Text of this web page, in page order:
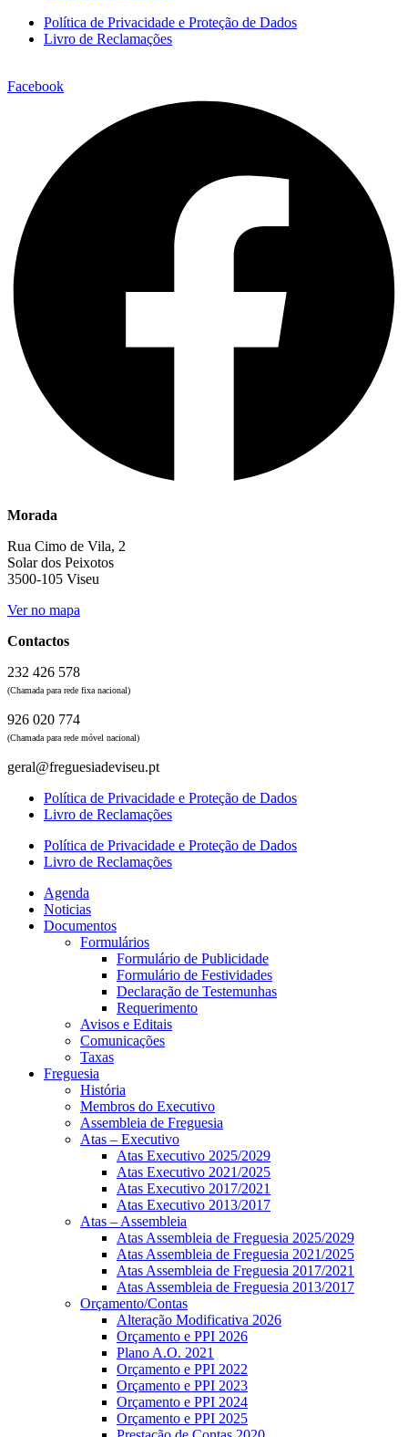
Política de Privacidade e Proteção de Dados
Livro de Reclamações
Facebook
Morada
Rua Cimo de Vila, 2
Solar dos Peixotos
3500-105 Viseu
Ver no mapa
Contactos
232 426 578
(Chamada para rede fixa nacional)
926 020 774
(Chamada para rede móvel nacional)
geral@freguesiadeviseu.pt
Política de Privacidade e Proteção de Dados
Livro de Reclamações
Política de Privacidade e Proteção de Dados
Livro de Reclamações
Agenda
Noticias
Documentos
Formulários
Formulário de Publicidade
Formulário de Festividades
Declaração de Testemunhas
Requerimento
Avisos e Editais
Comunicações
Taxas
Freguesia
História
Membros do Executivo
Assembleia de Freguesia
Atas – Executivo
Atas Executivo 2025/2029
Atas Executivo 2021/2025
Atas Executivo 2017/2021
Atas Executivo 2013/2017
Atas – Assembleia
Atas Assembleia de Freguesia 2025/2029
Atas Assembleia de Freguesia 2021/2025
Atas Assembleia de Freguesia 2017/2021
Atas Assembleia de Freguesia 2013/2017
Orçamento/Contas
Alteração Modificativa 2026
Orçamento e PPI 2026
Plano A.O. 2021
Orçamento e PPI 2022
Orçamento e PPI 2023
Orçamento e PPI 2024
Orçamento e PPI 2025